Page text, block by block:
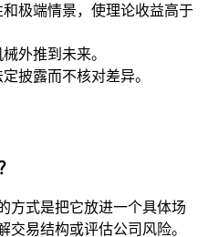
极端情景，使理论收益高于
外推到未来。
披露而不核对差异。
方式是把它放进一个具体场
交易结构或评估公司风险。